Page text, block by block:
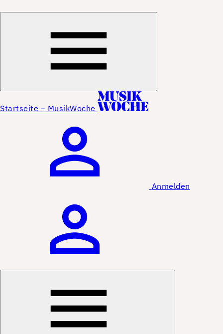
Startseite – MusikWoche
Anmelden